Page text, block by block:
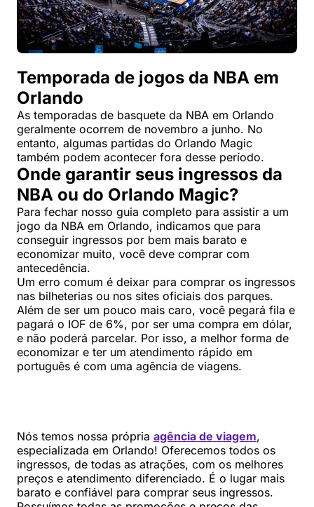
Temporada de jogos da NBA em
Orlando
As temporadas de basquete da NBA em Orlando
geralmente ocorrem de novembro a junho. No
entanto, algumas partidas do Orlando Magic
também podem acontecer fora desse período.
Onde garantir seus ingressos da
NBA ou do Orlando Magic?
Para fechar nosso guia completo para assistir a um
jogo da NBA em Orlando, indicamos que para
conseguir ingressos por bem mais barato e
economizar muito, você deve comprar com
antecedência.
Um erro comum é deixar para comprar os ingressos
nas bilheterias ou nos sites oficiais dos parques.
Além de ser um pouco mais caro, você pegará fila e
pagará o IOF de 6%, por ser uma compra em dólar,
e não poderá parcelar. Por isso, a melhor forma de
economizar e ter um atendimento rápido em
português é com uma agência de viagens.
Nós temos nossa própria agência de viagem,
especializada em Orlando! Oferecemos todos os
ingressos, de todas as atrações, com os melhores
preços e atendimento diferenciado. É o lugar mais
barato e confiável para comprar seus ingressos.